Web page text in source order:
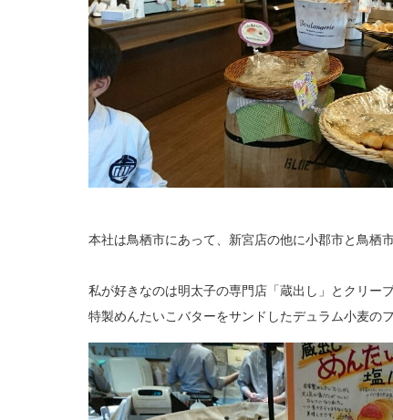
本社は鳥栖市にあって、新宮店の他に小郡市と鳥栖
私が好きなのは明太子の専門店「蔵出し」とクリー
特製めんたいこバターをサンドしたデュラム小麦のフ